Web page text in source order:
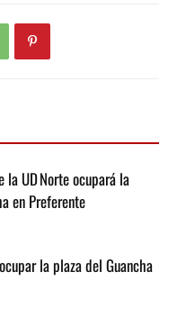
la UD Norte ocupará la
en Preferente
la plaza del Guancha